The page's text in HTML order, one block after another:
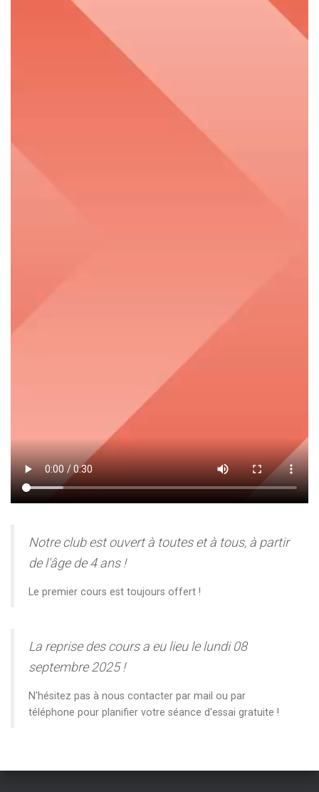
Notre club est ouvert à toutes et à tous, à partir
de l'âge de 4 ans !
Le premier cours est toujours offert !
La reprise des cours a eu lieu le lundi 08
septembre 2025 !
N'hésitez pas à nous contacter par mail ou par
téléphone pour planifier votre séance d'essai gratuite !